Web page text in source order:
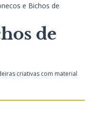
e Bichos de
de
criativas com material